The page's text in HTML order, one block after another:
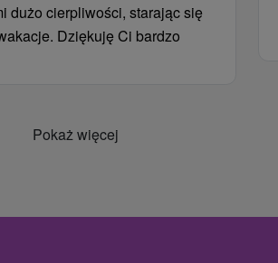
dużo cierpliwości, starając się
Dziękuję Ci bardzo
Pokaż więcej